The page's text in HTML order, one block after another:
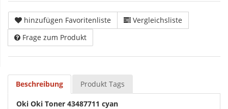
hinzufügen Favoritenliste
Vergleichsliste
Frage zum Produkt
Beschreibung Produkt Tags
Oki Oki Toner 43487711 cyan